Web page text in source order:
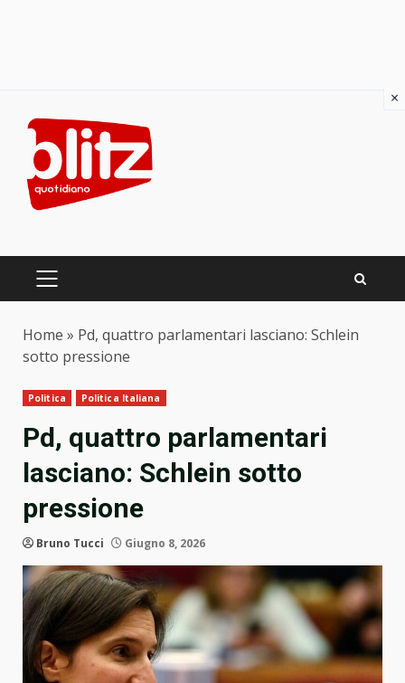
content
PRIMARY
Home » Pd, quattro parlamentari lasciano: Schlein
sotto pressione
Politica Politica Italiana
Pd, quattro parlamentari
lasciano: Schlein sotto
pressione
Bruno Tucci Giugno 8, 2026
×